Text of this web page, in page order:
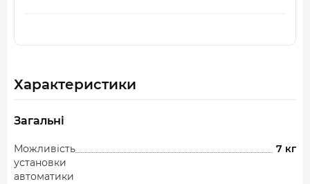
Характеристики
Загальні
Можливість
установки
автоматики
7 кг